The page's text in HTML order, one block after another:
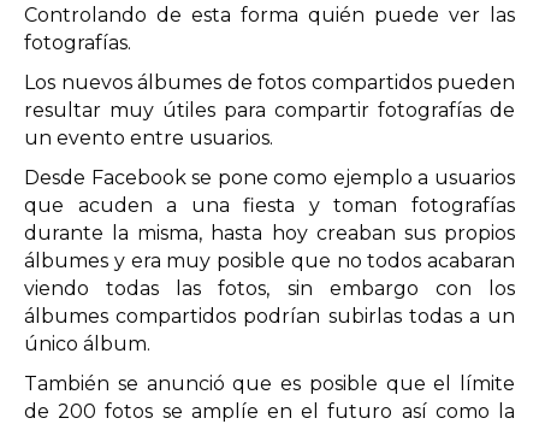
Controlando de esta forma quién puede ver las
fotografías.
Los nuevos álbumes de fotos compartidos pueden
resultar muy útiles para compartir fotografías de
un evento entre usuarios.
Desde Facebook se pone como ejemplo a usuarios
que acuden a una fiesta y toman fotografías
durante la misma, hasta hoy creaban sus propios
álbumes y era muy posible que no todos acabaran
viendo todas las fotos, sin embargo con los
álbumes compartidos podrían subirlas todas a un
único álbum.
También se anunció que es posible que el límite
de 200 fotos se amplíe en el futuro así como la